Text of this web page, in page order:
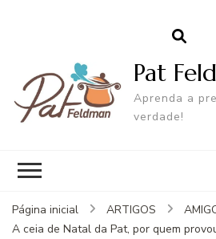
Pat
Aprenda a
verdade!
Página inicial ARTIGOS
A ceia de Natal da Pat, por quem